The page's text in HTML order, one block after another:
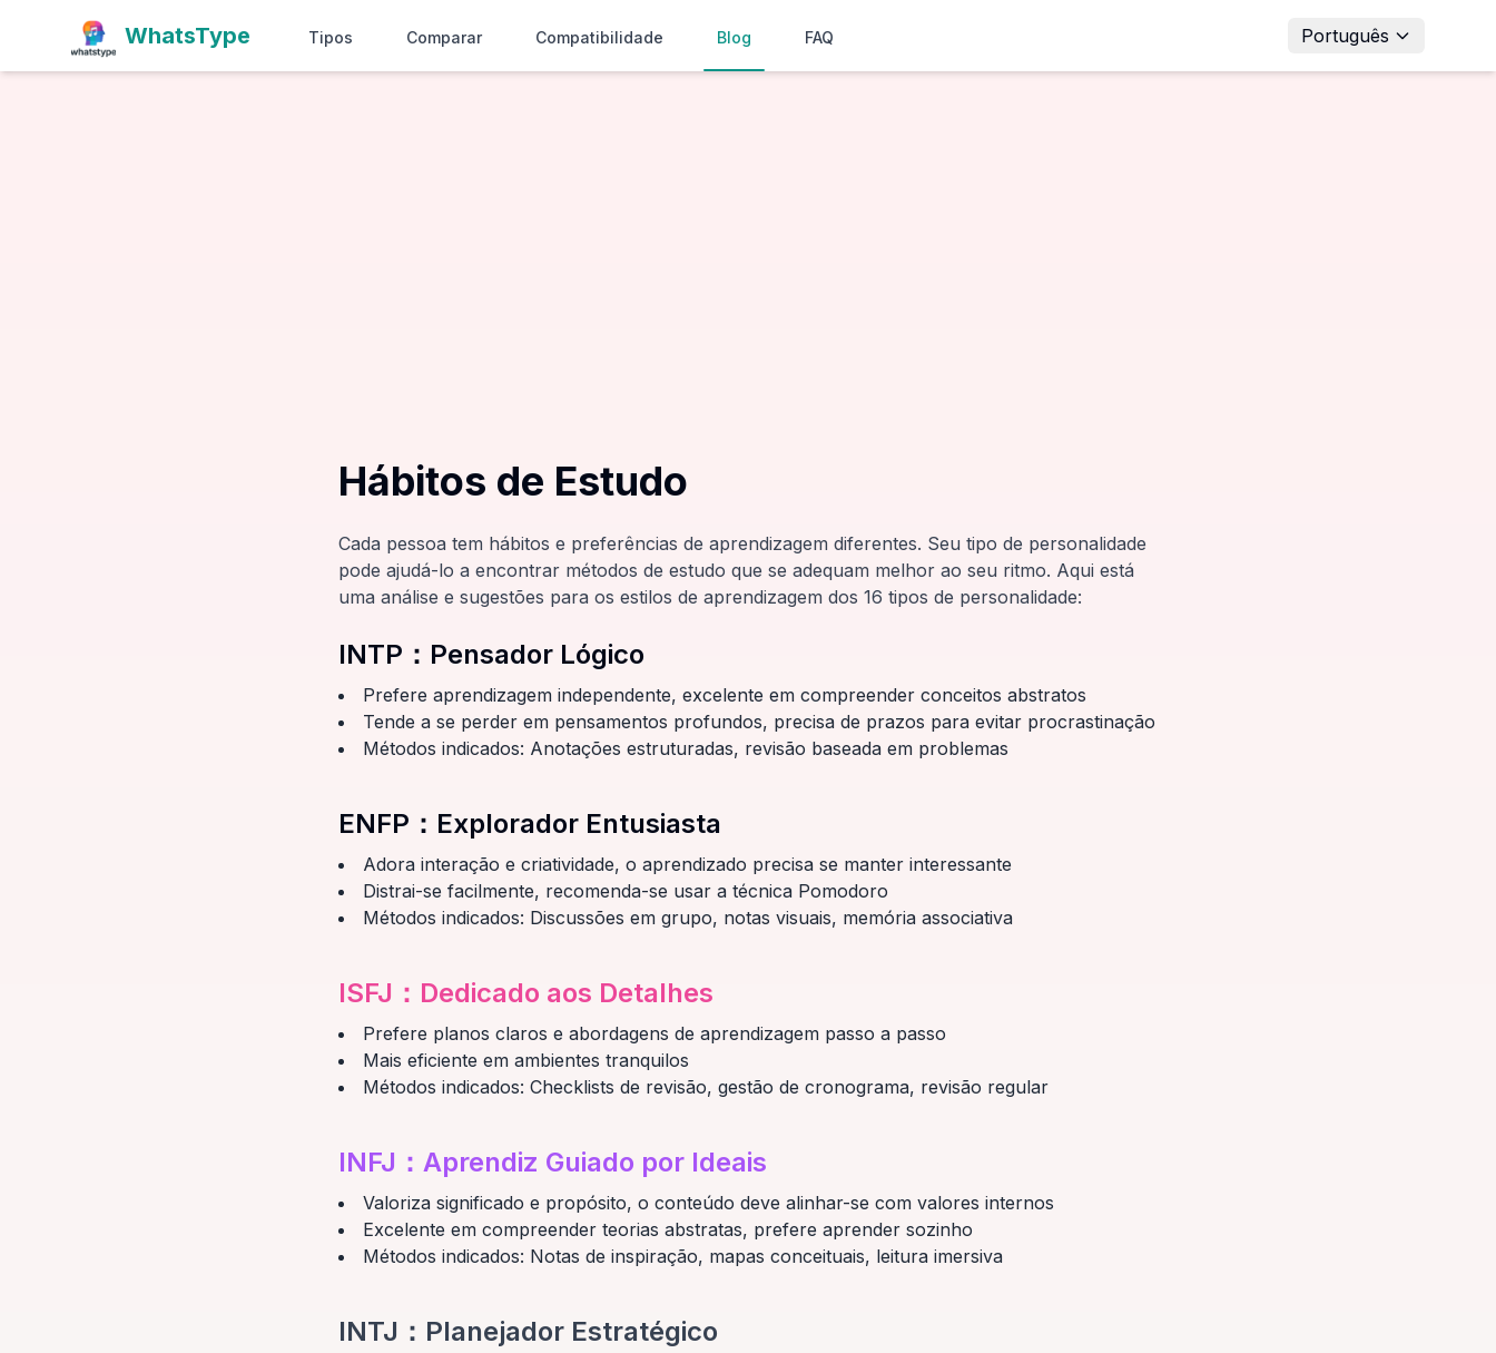
WhatsType Tipos Comparar Compatibilidade Blog FAQ Português
Hábitos de Estudo
Cada pessoa tem hábitos e preferências de aprendizagem diferentes. Seu tipo de personalidade
pode ajudá-lo a encontrar métodos de estudo que se adequam melhor ao seu ritmo. Aqui está
uma análise e sugestões para os estilos de aprendizagem dos 16 tipos de personalidade:
INTP ： Pensador Lógico
Prefere aprendizagem independente, excelente em compreender conceitos abstratos
Tende a se perder em pensamentos profundos, precisa de prazos para evitar procrastinação
Métodos indicados: Anotações estruturadas, revisão baseada em problemas
ENFP ： Explorador Entusiasta
Adora interação e criatividade, o aprendizado precisa se manter interessante
Distrai-se facilmente, recomenda-se usar a técnica Pomodoro
Métodos indicados: Discussões em grupo, notas visuais, memória associativa
ISFJ ： Dedicado aos Detalhes
Prefere planos claros e abordagens de aprendizagem passo a passo
Mais eficiente em ambientes tranquilos
Métodos indicados: Checklists de revisão, gestão de cronograma, revisão regular
INFJ ： Aprendiz Guiado por Ideais
Valoriza significado e propósito, o conteúdo deve alinhar-se com valores internos
Excelente em compreender teorias abstratas, prefere aprender sozinho
Métodos indicados: Notas de inspiração, mapas conceituais, leitura imersiva
INTJ ： Planejador Estratégico